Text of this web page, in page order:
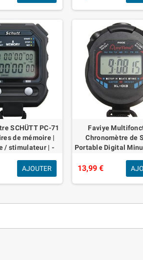
SCHÜTT PC-71
de mémoire |
/ stimulateur | -
avec mécanisme
AJOUTER
Faviye
Chronomètre de
Portable Digital
et arbitres
13,99 €